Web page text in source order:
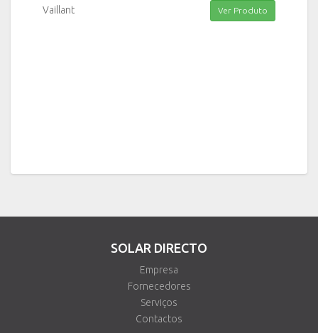
Vaillant Ver Produto
SOLAR DIRECTO
Empresa
Fornecedores
Serviços
Contactos